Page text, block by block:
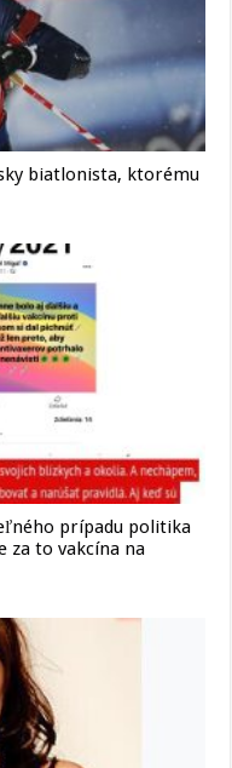
biatlonista, ktorému
prípadu politika
za to vakcína na